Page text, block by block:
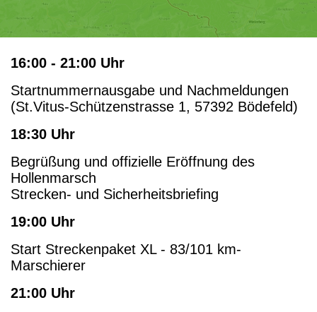
16:00 - 21:00 Uhr
Startnummernausgabe und Nachmeldungen
(St.Vitus-Schützenstrasse 1, 57392 Bödefeld)
18:30 Uhr
Begrüßung und offizielle Eröffnung des
Hollenmarsch
Strecken- und Sicherheitsbriefing
19:00 Uhr
Start Streckenpaket XL - 83/101 km-
Marschierer
21:00 Uhr